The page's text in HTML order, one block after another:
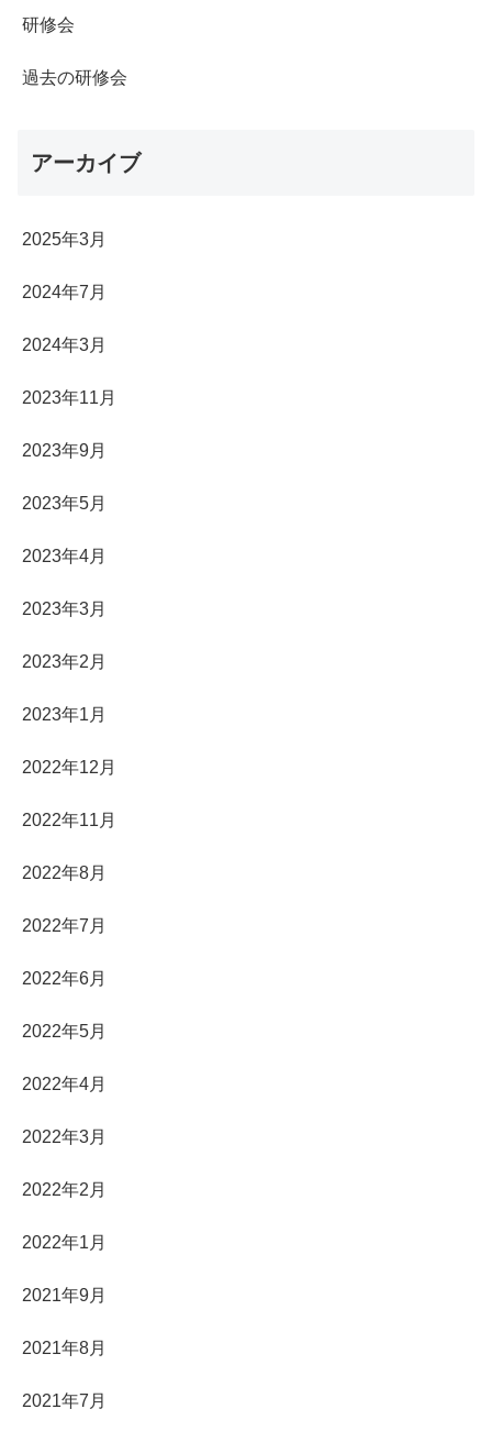
研修会
過去の研修会
アーカイブ
2025年3月
2024年7月
2024年3月
2023年11月
2023年9月
2023年5月
2023年4月
2023年3月
2023年2月
2023年1月
2022年12月
2022年11月
2022年8月
2022年7月
2022年6月
2022年5月
2022年4月
2022年3月
2022年2月
2022年1月
2021年9月
2021年8月
2021年7月